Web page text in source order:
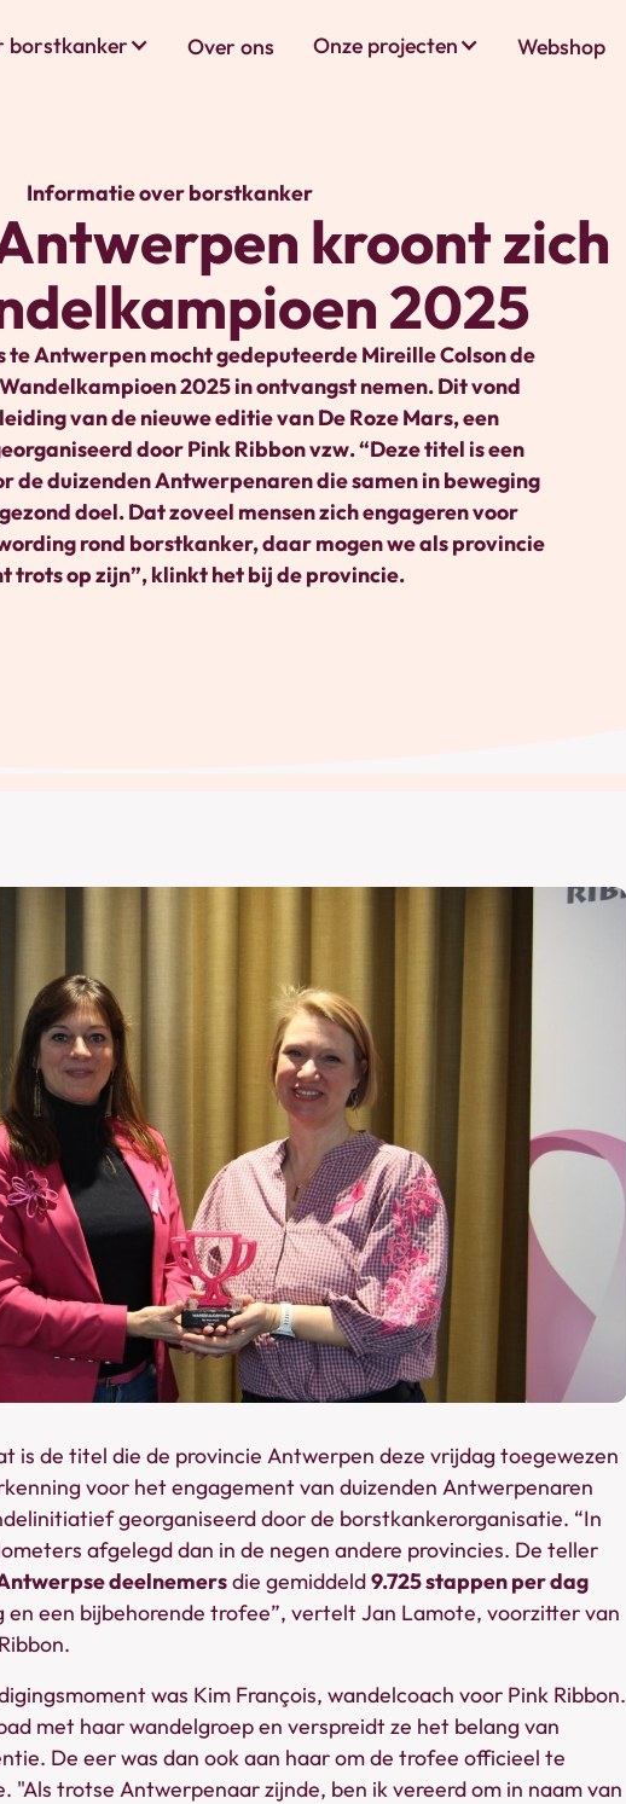
borstkanker Over ons Onze projecten Webshop
Informatie over borstkanker
kroont zich
2025
te Antwerpen mocht gedeputeerde Mireille Colson de
2025 in ontvangst nemen. Dit vond
van de nieuwe editie van De Roze Mars, een
door Pink Ribbon vzw. “Deze titel is een
de duizenden Antwerpenaren die samen in beweging
doel. Dat zoveel mensen zich engageren voor
rond borstkanker, daar mogen we als provincie
trots op zijn”, klinkt het bij de provincie.
is de titel die de provincie Antwerpen deze vrijdag toegewezen
voor het engagement van duizenden Antwerpenaren
georganiseerd door de borstkankerorganisatie. “In
afgelegd dan in de negen andere provincies. De teller
deelnemersdie gemiddeld9.725 stappen per dag
een bijbehorende trofee”, vertelt Jan Lamote, voorzitter van
was Kim François, wandelcoach voor Pink Ribbon.
met haar wandelgroep en verspreidt ze het belang van
De eer was dan ook aan haar om de trofee officieel te
"Als trotse Antwerpenaar zijnde, ben ik vereerd om in naam van